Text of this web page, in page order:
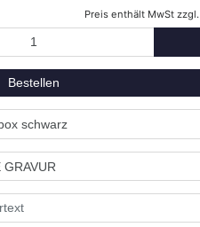
Preis enthält MwSt zzgl.